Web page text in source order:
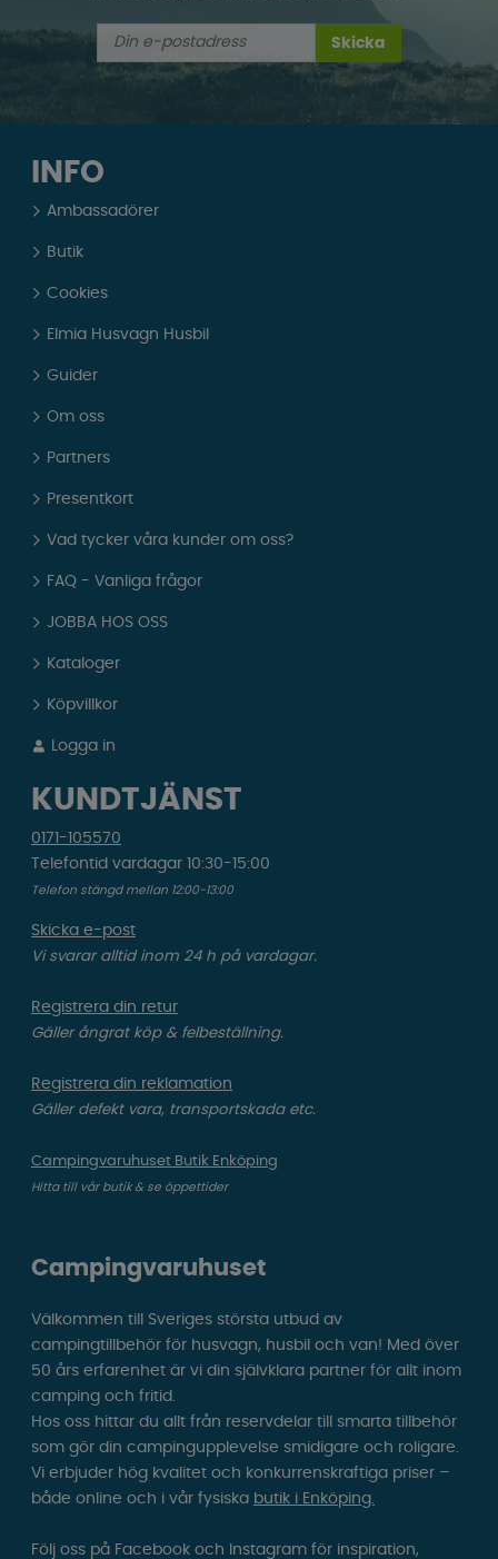
Skicka
INFO
Ambassadörer
Butik
Cookies
Elmia Husvagn Husbil
Guider
Om oss
Partners
Presentkort
Vad tycker våra kunder om oss?
FAQ - Vanliga frågor
JOBBA HOS OSS
Kataloger
Köpvillkor
Logga in
KUNDTJÄNST
0171-105570
Telefontid vardagar 10:30-15:00
Telefon stängd mellan 12:00-13:00
Skicka e-post
Vi svarar alltid inom 24 h på vardagar.
Registrera din retur
Gäller ångrat köp & felbeställning.
Registrera din reklamation
Gäller defekt vara, transportskada etc.
Campingvaruhuset Butik Enköping
Hitta till vår butik & se öppettider
Campingvaruhuset
Välkommen till Sveriges största utbud av
campingtillbehör för husvagn, husbil och van! Med över
50 års erfarenhet är vi din självklara partner för allt inom
camping och fritid.
Hos oss hittar du allt från reservdelar till smarta tillbehör
som gör din campingupplevelse smidigare och roligare.
Vi erbjuder hög kvalitet och konkurrenskraftiga priser –
både online och i vår fysiska butik i Enköping.
Följ oss på Facebook och Instagram för inspiration,